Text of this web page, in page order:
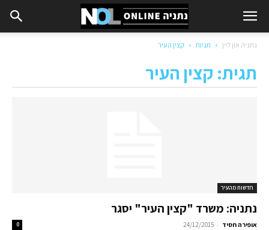
נתניה און ליין תגיות קצין העיר
תגית: קצין העיר
חדשות מהעיר
נתניה: משרד "קצין העיר" יסגר
אופירה חסיד -
24/12/2015
0